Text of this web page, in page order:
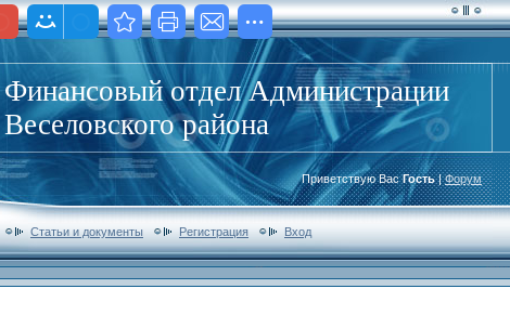
Финансовый отдел Администрации
Веселовского района
Приветствую Вас Гость|Форум
Статьи и документы Регистрация Вход